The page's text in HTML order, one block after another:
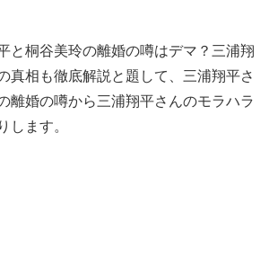
と桐谷美玲の離婚の噂はデマ？三浦翔
真相も徹底解説と題して、三浦翔平さ
離婚の噂から三浦翔平さんのモラハラ
します。